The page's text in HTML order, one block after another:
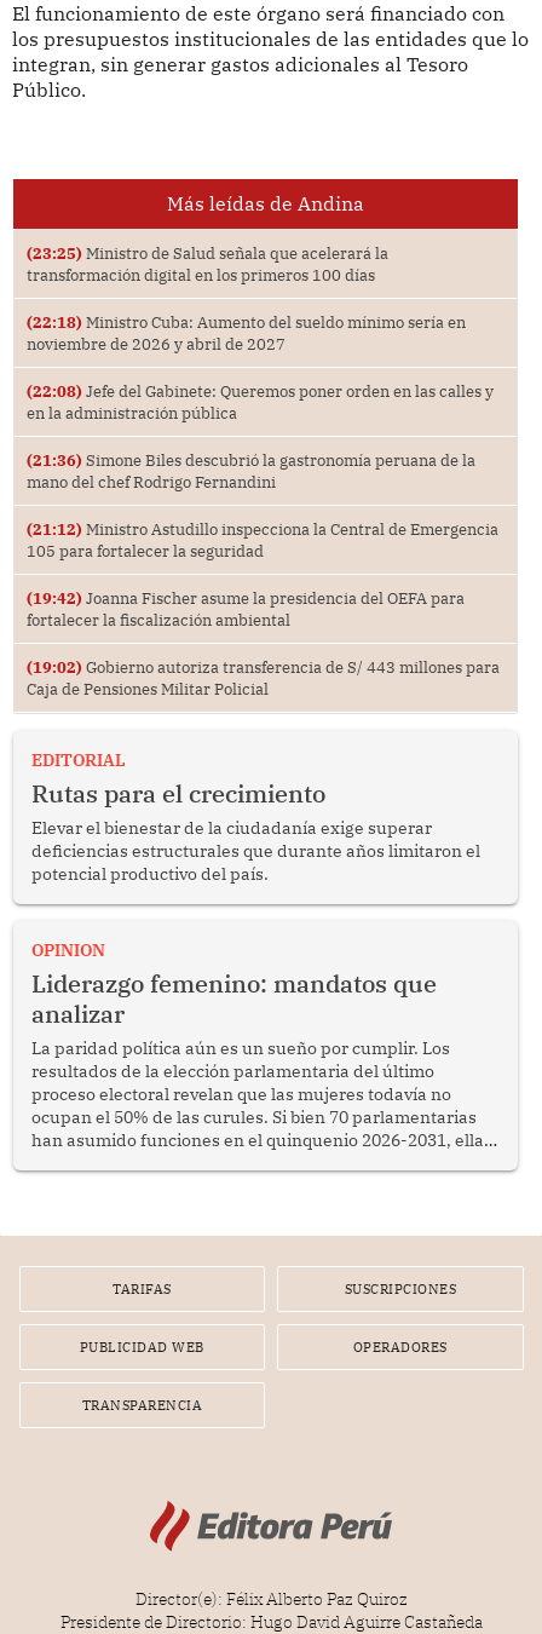
El funcionamiento de este órgano será financiado con
los presupuestos institucionales de las entidades que lo
integran, sin generar gastos adicionales al Tesoro
Público.
Más leídas de Andina
(23:25) Ministro de Salud señala que acelerará la
transformación digital en los primeros 100 días
(22:18) Ministro Cuba: Aumento del sueldo mínimo sería en
noviembre de 2026 y abril de 2027
(22:08) Jefe del Gabinete: Queremos poner orden en las calles y
en la administración pública
(21:36) Simone Biles descubrió la gastronomía peruana de la
mano del chef Rodrigo Fernandini
(21:12) Ministro Astudillo inspecciona la Central de Emergencia
105 para fortalecer la seguridad
(19:42) Joanna Fischer asume la presidencia del OEFA para
fortalecer la fiscalización ambiental
(19:02) Gobierno autoriza transferencia de S/ 443 millones para
Caja de Pensiones Militar Policial
EDITORIAL
Rutas para el crecimiento
Elevar el bienestar de la ciudadanía exige superar
deficiencias estructurales que durante años limitaron el
potencial productivo del país.
OPINION
Liderazgo femenino: mandatos que
analizar
La paridad política aún es un sueño por cumplir. Los
resultados de la elección parlamentaria del último
proceso electoral revelan que las mujeres todavía no
ocupan el 50% de las curules. Si bien 70 parlamentarias
han asumido funciones en el quinquenio 2026-2031, ellas
TARIFAS SUSCRIPCIONES
PUBLICIDAD WEB OPERADORES
TRANSPARENCIA
Director(e): Félix Alberto Paz Quiroz
Presidente de Directorio: Hugo David Aguirre Castañeda